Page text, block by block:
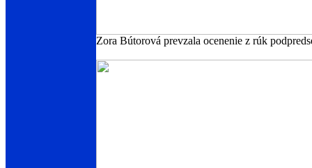
Zora Bútorová prevzala ocenenie z rúk